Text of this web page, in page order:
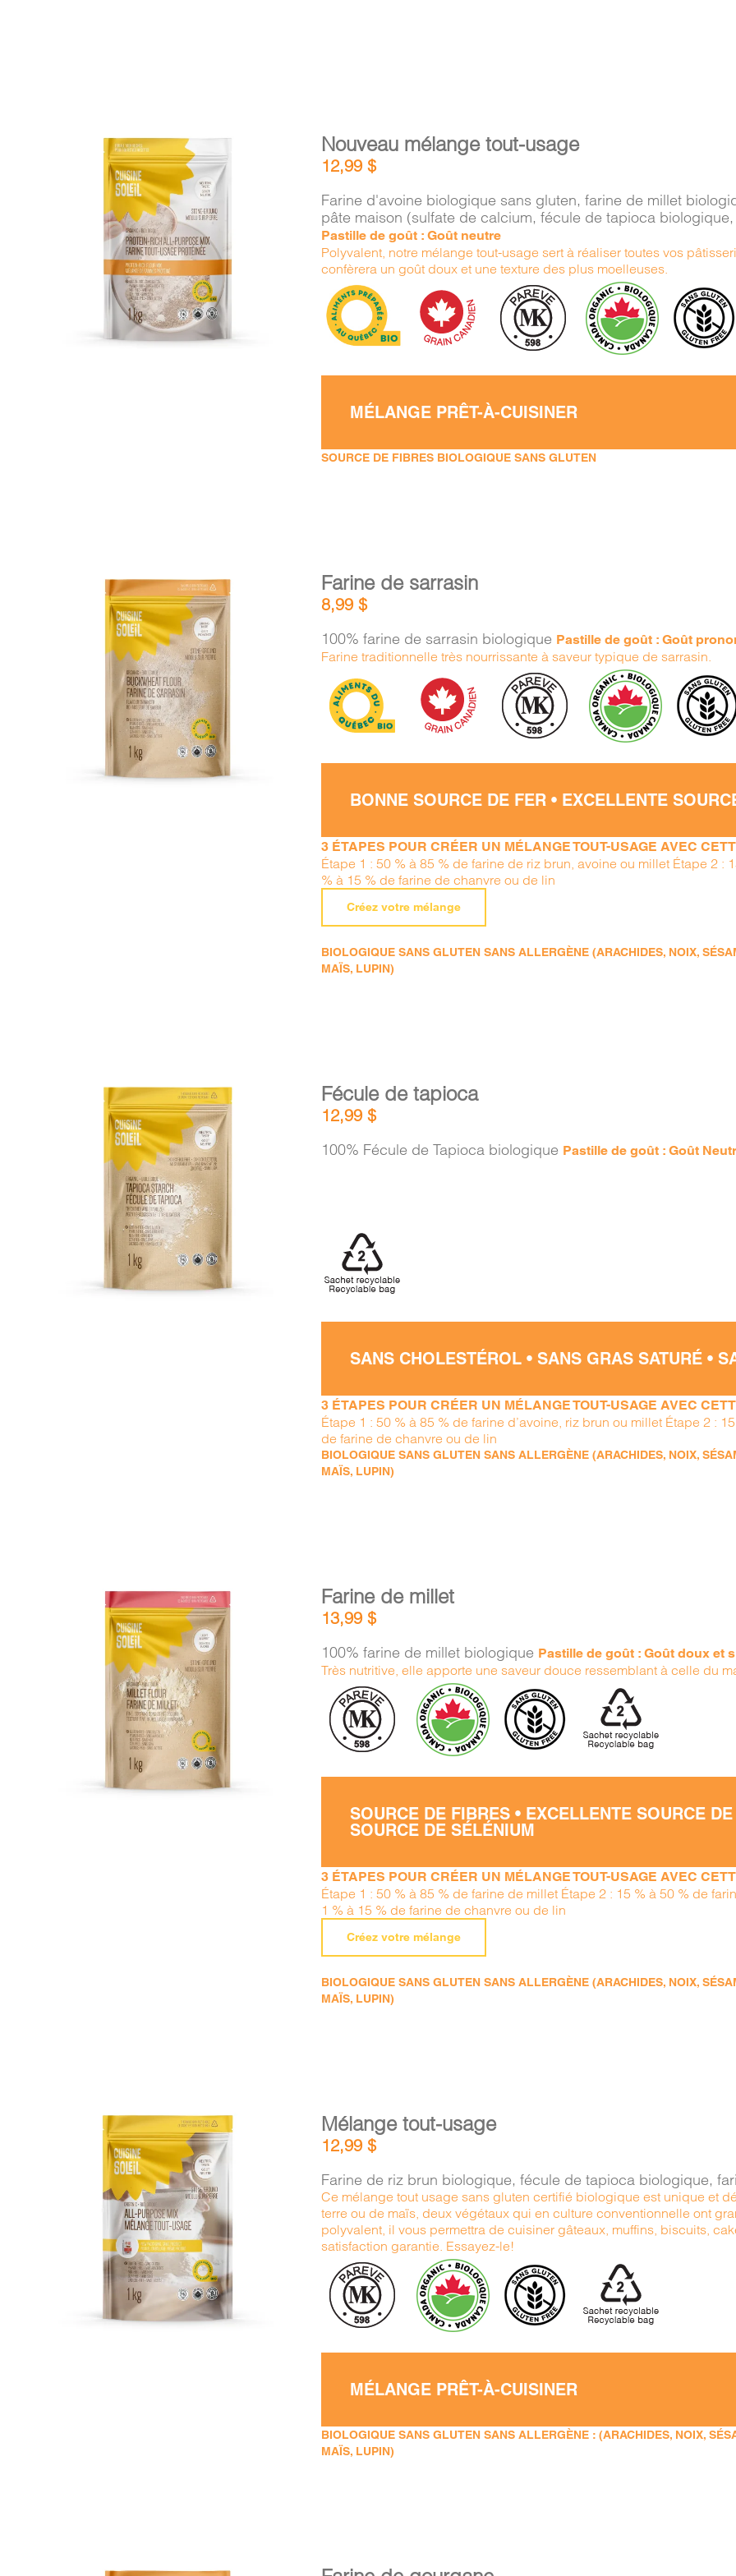
AJOUTER AU PANIER
DÉTAILS
Nouveau mélange tout-usage
12,99$
Farine d'avoine biologique sans gluten, farine de millet
pâte maison (sulfate de calcium, fécule de tapioca
Pastille de goût : Goût neutre
Polyvalent, notre mélange tout-usage sert à réaliser toutes vos
confèrera un goût doux et une texture des plus moelleuses.
MÉLANGE PRÊT-À-CUISINER
SOURCE DE FIBRES BIOLOGIQUE SANS GLUTEN
AJOUTER AU PANIER
DÉTAILS
Farine de sarrasin
8,99$
100% farine de sarrasin biologique Pastille de goût : Goût
Farine traditionnelle très nourrissante à saveur typique de sarrasin.
BONNE SOURCE DE FER • EXCELLENTE
3 ÉTAPES POUR CRÉER UN MÉLANGE TOUT-USAGE AVEC
Étape 1 : 50 % à 85 % de farine de riz brun, avoine ou millet Étape 2 :
% à 15 % de farine de chanvre ou de lin
Créez votre mélange
BIOLOGIQUE SANS GLUTEN SANS ALLERGÈNE (ARACHIDES, NOIX,
MAÏS, LUPIN)
AJOUTER AU PANIER
DÉTAILS
Fécule de tapioca
12,99$
100% Fécule de Tapioca biologique Pastille de goût : Goût
SANS CHOLESTÉROL • SANS GRAS SATURÉ •
3 ÉTAPES POUR CRÉER UN MÉLANGE TOUT-USAGE AVEC
Étape 1 : 50 % à 85 % de farine d’avoine, riz brun ou millet Étape 2 :
de farine de chanvre ou de lin
BIOLOGIQUE SANS GLUTEN SANS ALLERGÈNE (ARACHIDES, NOIX,
MAÏS, LUPIN)
AJOUTER AU PANIER
DÉTAILS
Farine de millet
13,99$
100% farine de millet biologique Pastille de goût : Goût doux et
Très nutritive, elle apporte une saveur douce ressemblant à celle du
SOURCE DE FIBRES • EXCELLENTE SOURCE
SOURCE DE SÉLÉNIUM
3 ÉTAPES POUR CRÉER UN MÉLANGE TOUT-USAGE AVEC
Étape 1 : 50 % à 85 % de farine de millet Étape 2 : 15 % à 50 % de
1 % à 15 % de farine de chanvre ou de lin
Créez votre mélange
BIOLOGIQUE SANS GLUTEN SANS ALLERGÈNE (ARACHIDES, NOIX,
MAÏS, LUPIN)
AJOUTER AU PANIER /
DÉTAILS
Mélange tout-usage
12,99$
Farine de riz brun biologique, fécule de tapioca biologique,
Ce mélange tout usage sans gluten certifié biologique est unique et
terre ou de maïs, deux végétaux qui en culture conventionnelle ont
polyvalent, il vous permettra de cuisiner gâteaux, muffins, biscuits,
satisfaction garantie. Essayez-le!
MÉLANGE PRÊT-À-CUISINER
BIOLOGIQUE SANS GLUTEN SANS ALLERGÈNE : (ARACHIDES, NOIX,
MAÏS, LUPIN)